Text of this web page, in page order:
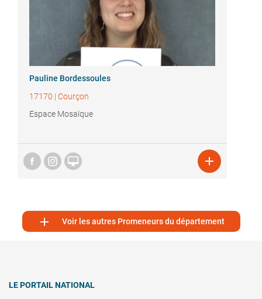
Pauline Bordessoules
17170 | Courçon
Espace Mosaïque
 
 Voir les autres Promeneurs du département
LE PORTAIL NATIONAL